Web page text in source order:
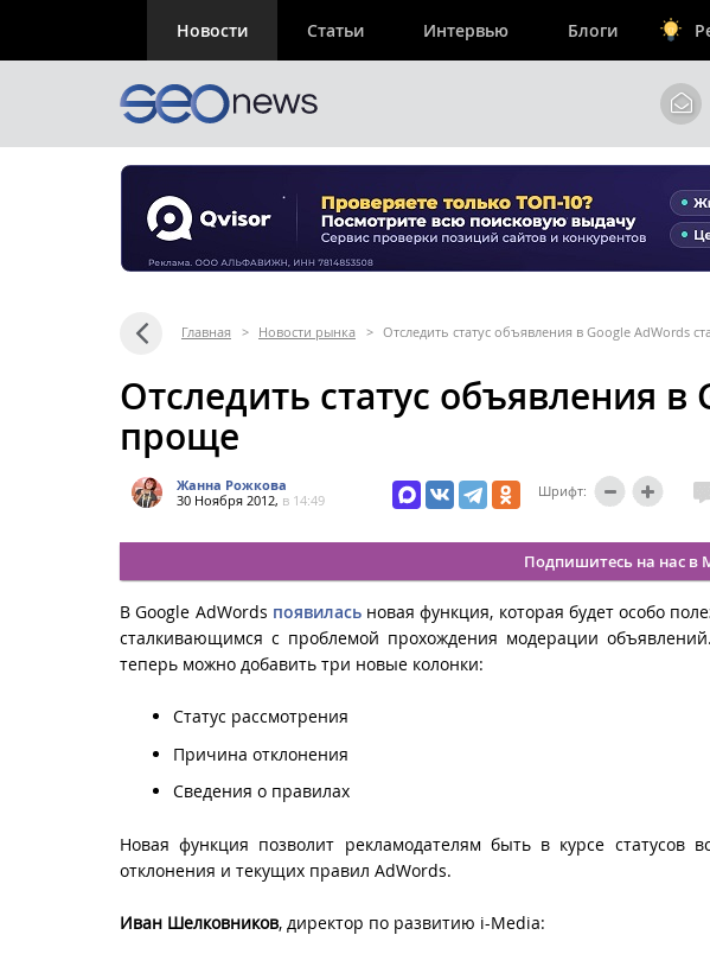
Новости Статьи Интервью Блоги
Главная > Новости рынка > Отследить статус объявления в Google AdWords
Отследить статус объявления в
проще
Жанна Рожкова
30 Ноября 2012, в 14:49
Шрифт:
Подпишитесь на нас в
В Google AdWords появиласьновая функция, которая будет особо
сталкивающимся с проблемой прохождения модерации
теперь можно добавить три новые колонки:
Cтатус рассмотрения
Причина отклонения
Сведения о правилах
Новая функция позволит рекламодателям быть в курсе статусов
отклонения и текущих правил AdWords.
Иван Шелковников, директор по развитию i-Media: